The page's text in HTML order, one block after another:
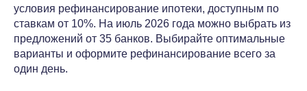
условия рефинансирование ипотеки, доступным по
ставкам от 10%. На июль 2026 года можно выбрать из
предложений от 35 банков. Выбирайте оптимальные
варианты и оформите рефинансирование всего за
один день.